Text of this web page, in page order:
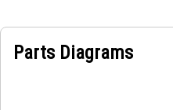
Parts Diagrams